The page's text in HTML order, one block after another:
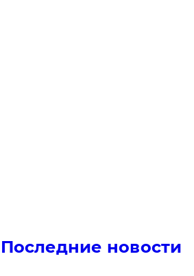
Последние новости